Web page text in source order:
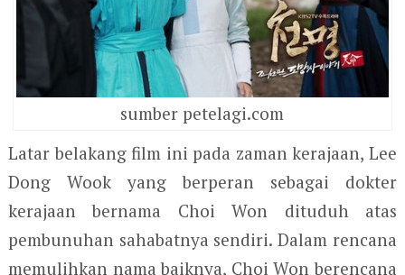
sumber petelagi.com
Latar belakang film ini pada zaman kerajaan, Lee
Dong Wook yang berperan sebagai dokter
kerajaan bernama Choi Won dituduh atas
pembunuhan sahabatnya sendiri. Dalam rencana
memulihkan nama baiknya, Choi Won berencana